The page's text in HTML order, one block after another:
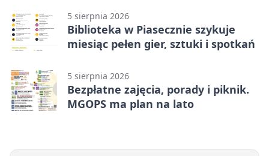
5 sierpnia 2026
Biblioteka w Piasecznie szykuje
miesiąc pełen gier, sztuki i spotkań
5 sierpnia 2026
Bezpłatne zajęcia, porady i piknik.
MGOPS ma plan na lato